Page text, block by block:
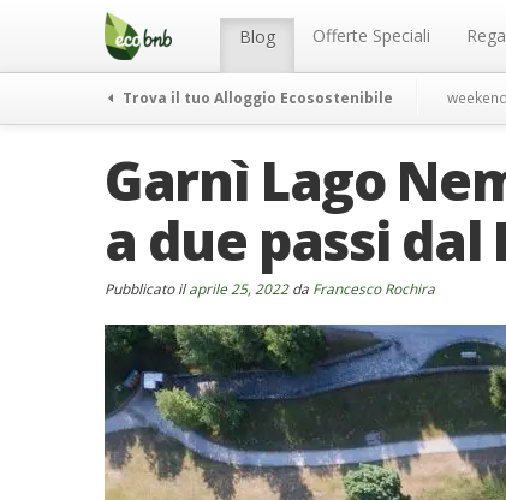
Menu Blog Offerte Speciali
Trova il tuo Alloggio Ecosostenibile
Garnì Lago
a due passi dal
Pubblicato ilaprile 25, 2022da Francesco Rochira